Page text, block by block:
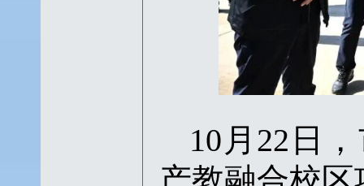
10月22日